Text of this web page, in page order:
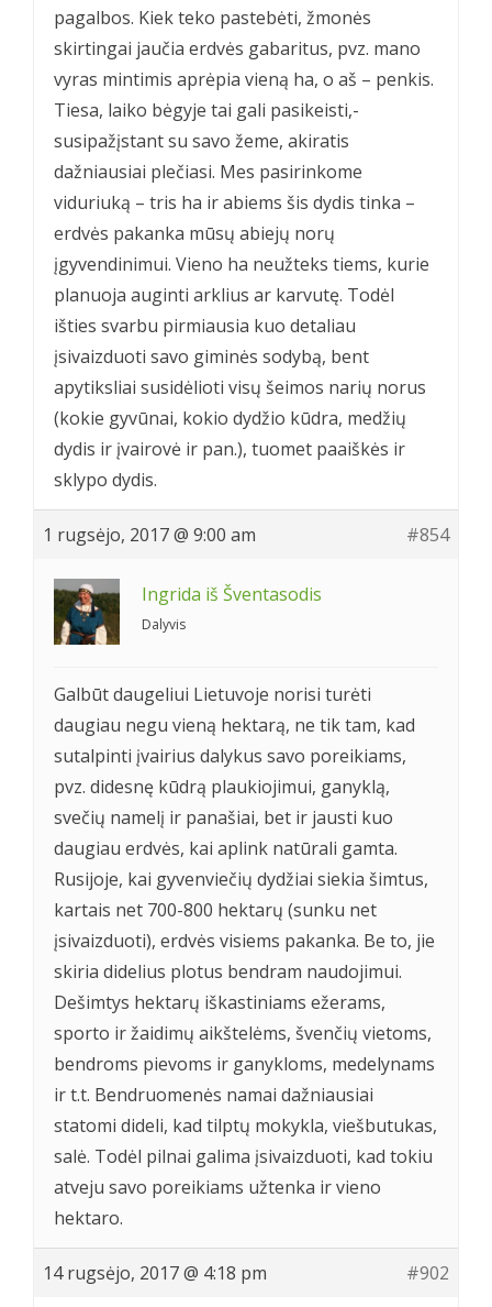
pagalbos. Kiek teko pastebėti, žmonės
skirtingai jaučia erdvės gabaritus, pvz. mano
vyras mintimis aprėpia vieną ha, o aš – penkis.
Tiesa, laiko bėgyje tai gali pasikeisti,-
susipažįstant su savo žeme, akiratis
dažniausiai plečiasi. Mes pasirinkome
viduriuką – tris ha ir abiems šis dydis tinka –
erdvės pakanka mūsų abiejų norų
įgyvendinimui. Vieno ha neužteks tiems, kurie
planuoja auginti arklius ar karvutę. Todėl
išties svarbu pirmiausia kuo detaliau
įsivaizduoti savo giminės sodybą, bent
apytiksliai susidėlioti visų šeimos narių norus
(kokie gyvūnai, kokio dydžio kūdra, medžių
dydis ir įvairovė ir pan.), tuomet paaiškės ir
sklypo dydis.
1 rugsėjo, 2017 @ 9:00 am #854
Ingrida iš Šventasodis
Dalyvis
Galbūt daugeliui Lietuvoje norisi turėti
daugiau negu vieną hektarą, ne tik tam, kad
sutalpinti įvairius dalykus savo poreikiams,
pvz. didesnę kūdrą plaukiojimui, ganyklą,
svečių namelį ir panašiai, bet ir jausti kuo
daugiau erdvės, kai aplink natūrali gamta.
Rusijoje, kai gyvenviečių dydžiai siekia šimtus,
kartais net 700-800 hektarų (sunku net
įsivaizduoti), erdvės visiems pakanka. Be to, jie
skiria didelius plotus bendram naudojimui.
Dešimtys hektarų iškastiniams ežerams,
sporto ir žaidimų aikštelėms, švenčių vietoms,
bendroms pievoms ir ganykloms, medelynams
ir t.t. Bendruomenės namai dažniausiai
statomi dideli, kad tilptų mokykla, viešbutukas,
salė. Todėl pilnai galima įsivaizduoti, kad tokiu
atveju savo poreikiams užtenka ir vieno
hektaro.
14 rugsėjo, 2017 @ 4:18 pm #902